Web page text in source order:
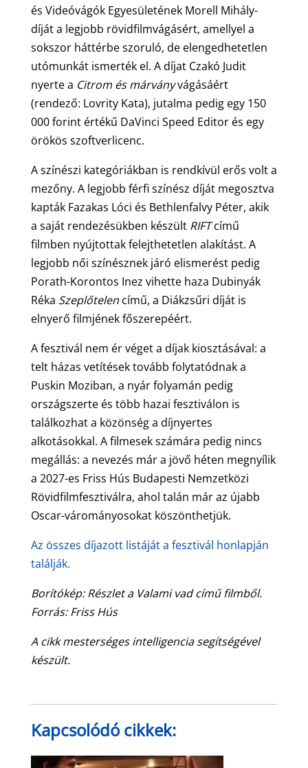
és Videóvágók Egyesületének Morell Mihály-
díját a legjobb rövidfilmvágásért, amellyel a
sokszor háttérbe szoruló, de elengedhetetlen
utómunkát ismerték el. A díjat Czakó Judit
nyerte a Citrom és márványvágásáért
(rendező: Lovrity Kata), jutalma pedig egy 150
000 forint értékű DaVinci Speed Editor és egy
örökös szoftverlicenc.
A színészi kategóriákban is rendkívül erős volt a
mezőny. A legjobb férfi színész díját megosztva
kapták Fazakas Lóci és Bethlenfalvy Péter, akik
a saját rendezésükben készült RIFTcímű
filmben nyújtottak felejthetetlen alakítást. A
legjobb női színésznek járó elismerést pedig
Porath-Korontos Inez vihette haza Dubinyák
Réka Szeplőtelencímű, a Diákzsűri díját is
elnyerő filmjének főszerepéért.
A fesztivál nem ér véget a díjak kiosztásával: a
telt házas vetítések tovább folytatódnak a
Puskin Moziban, a nyár folyamán pedig
országszerte és több hazai fesztiválon is
találkozhat a közönség a díjnyertes
alkotásokkal. A filmesek számára pedig nincs
megállás: a nevezés már a jövő héten megnyílik
a 2027-es Friss Hús Budapesti Nemzetközi
Rövidfilmfesztiválra, ahol talán már az újabb
Oscar-várományosokat köszönthetjük.
Az összes díjazott listáját a fesztivál honlapján
találják.
Borítókép: Részlet a Valami vad című filmből.
Forrás: Friss Hús
A cikk mesterséges intelligencia segítségével
készült.
Kapcsolódó cikkek: